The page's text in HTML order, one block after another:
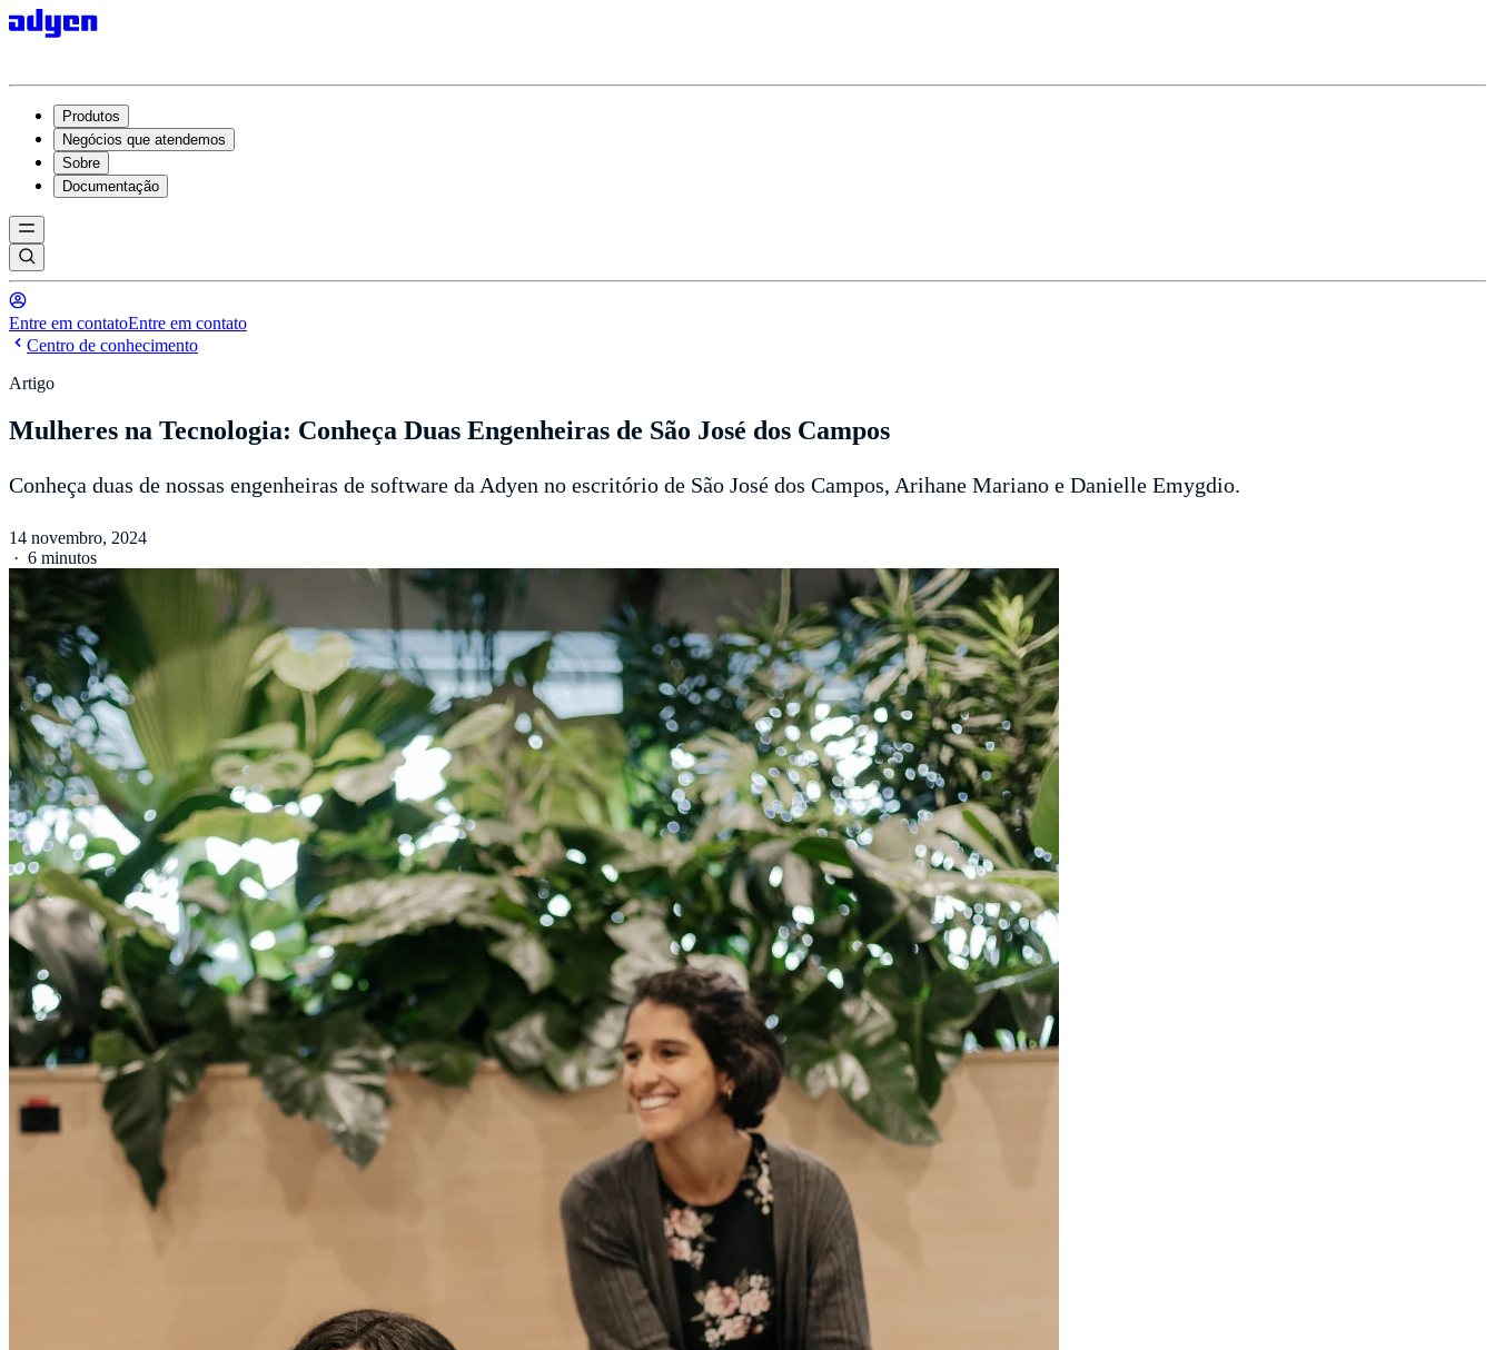
Produtos
Negócios que atendemos
Sobre
Documentação
Entre em contatoEntre em contato
Centro de conhecimento
Artigo
Mulheres na Tecnologia: Conheça Duas Engenheiras de São José dos Campos
Conheça duas de nossas engenheiras de software da Adyen no escritório de São José dos Campos, Arihane Mariano e Danielle Emygdio.
14 novembro, 2024
· 6 minutos